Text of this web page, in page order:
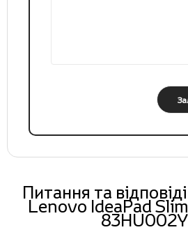
Питання та
Lenovo IdeaPad